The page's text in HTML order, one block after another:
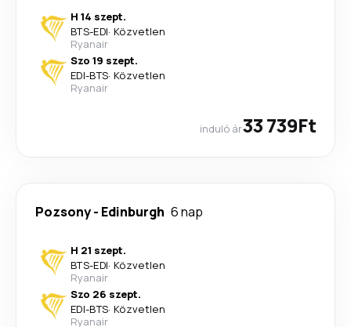
H 14 szept.
BTS-EDI· Közvetlen
Ryanair
Szo 19 szept.
EDI-BTS· Közvetlen
Ryanair
induló ár33 739Ft
Pozsony- Edinburgh 6 nap
H 21 szept.
BTS-EDI· Közvetlen
Ryanair
Szo 26 szept.
EDI-BTS· Közvetlen
Ryanair